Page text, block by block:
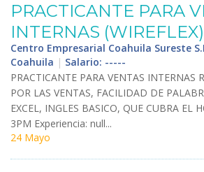
PRACTICANTE PARA
INTERNAS (WIREFLEX)
Centro Empresarial Coahuila Sureste
Coahuila | Salario: -----
PRACTICANTE PARA VENTAS INTERNAS
POR LAS VENTAS, FACILIDAD DE
EXCEL, INGLES BASICO, QUE CUBRA EL
3PM Experiencia: null...
24 Mayo